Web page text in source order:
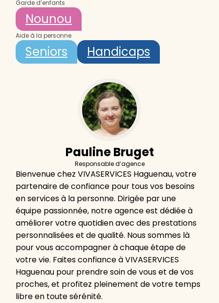
Garde d’enfants
Nounou
Aide à la personne
Seniors Handicaps
Pauline Bruget
Responsable d’agence
Bienvenue chez VIVASERVICES Haguenau, votre
partenaire de confiance pour tous vos besoins
en services à la personne. Dirigée par une
équipe passionnée, notre agence est dédiée à
améliorer votre quotidien avec des prestations
personnalisées et de qualité. Nous sommes là
pour vous accompagner à chaque étape de
votre vie. Faites confiance à VIVASERVICES
Haguenau pour prendre soin de vous et de vos
proches, et profitez pleinement de votre temps
libre en toute sérénité.